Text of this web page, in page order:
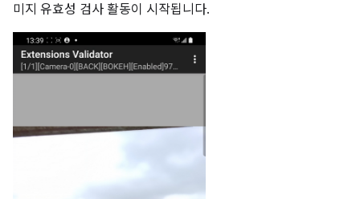
미지 유효성 검사 활동이 시작됩니다.